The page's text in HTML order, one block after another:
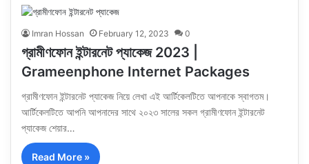
Imran Hossan February 12, 2023 0
গ্রামীণফোন ইন্টারনেট প্যাকেজ 2023 |
Grameenphone Internet Packages
গ্রামীণফোন ইন্টারনেট প্যাকেজ নিয়ে লেখা এই আর্টিকেলটিতে আপনাকে স্বাগতম।
আর্টিকেলটিতে আপনি আপনাদের সাথে ২০২৩ সালের সকল গ্রামীণফোন ইন্টারনেট
প্যাকেজ শেয়ার…
Read More »